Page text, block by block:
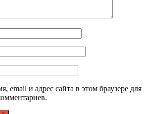
email и адрес сайта в этом браузере для